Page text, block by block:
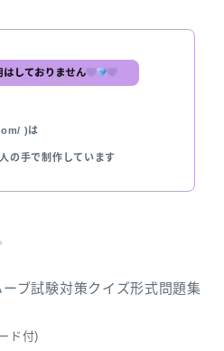
)は
の手で制作しています
ブ試験対策クイズ形式問題集
ド付)